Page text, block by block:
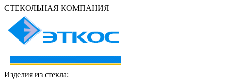
СТЕКОЛЬНАЯ КОМПАНИЯ
Изделия из стекла: